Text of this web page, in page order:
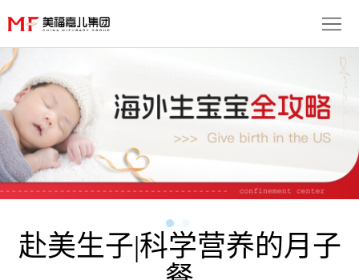
子
优
势
服
务
流
月
子
成
赴美生子|科学营养的月子